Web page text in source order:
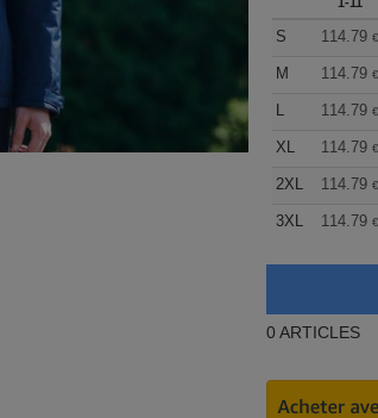
S 114.79 €
M 114.79 €
L 114.79 €
XL 114.79 €
2XL 114.79 €
3XL 114.79 €
0 ARTICLES